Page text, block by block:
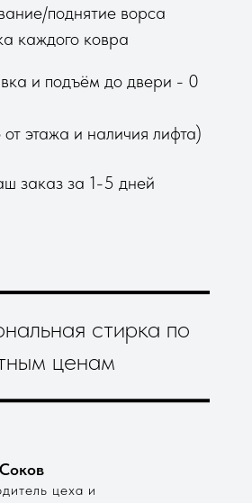
поднятие ворса
каждого ковра
и подъём до двери - 0
этажа и наличия лифта)
заказ за 1-5 дней
стирка по
ценам
цеха и